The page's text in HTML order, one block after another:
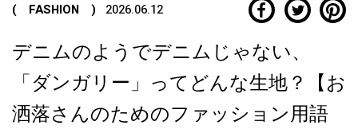
( FASHION ) 2026.06.12
デニムのようでデニムじゃない、
「ダンガリー」ってどんな生地？【お
洒落さんのためのファッション用語